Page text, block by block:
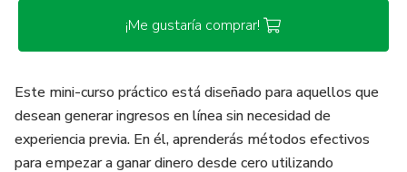
¡Me gustaría comprar!
Este mini-curso práctico está diseñado para aquellos que
desean generar ingresos en línea sin necesidad de
experiencia previa. En él, aprenderás métodos efectivos
para empezar a ganar dinero desde cero utilizando